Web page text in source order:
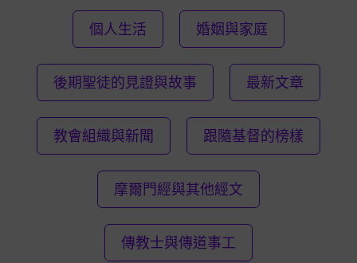
個人生活 婚姻與家庭
後期聖徒的見證與故事 最新文章
教會組織與新聞 跟隨基督的榜樣
摩爾門經與其他經文
傳教士與傳道事工